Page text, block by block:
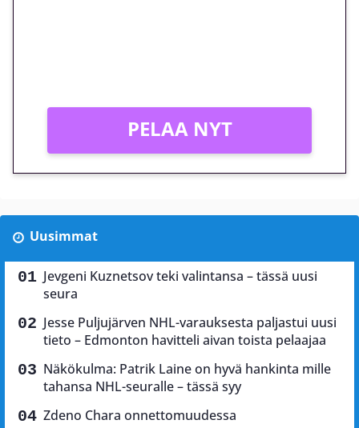
PELAA NYT
Uusimmat
Jevgeni Kuznetsov teki valintansa – tässä uusi
seura
Jesse Puljujärven NHL-varauksesta paljastui uusi
tieto – Edmonton havitteli aivan toista pelaajaa
Näkökulma: Patrik Laine on hyvä hankinta mille
tahansa NHL-seuralle – tässä syy
Zdeno Chara onnettomuudessa